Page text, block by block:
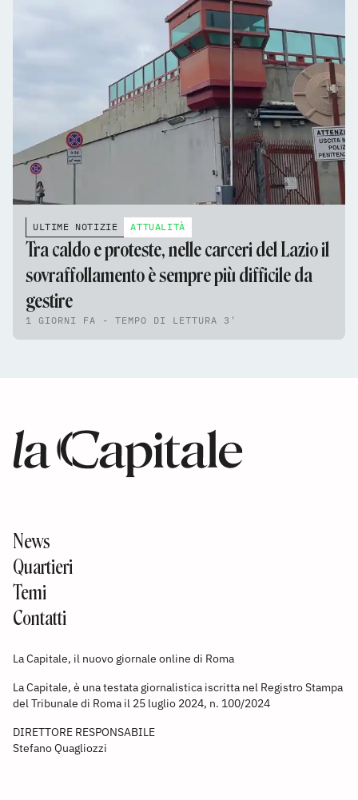
ULTIME NOTIZIE ATTUALITÀ
Tra caldo e proteste, nelle carceri del Lazio il
sovraffollamento è sempre più difficile da
gestire
1 GIORNI FA - TEMPO DI LETTURA 3'
News
Quartieri
Temi
Contatti
La Capitale, il nuovo giornale online di Roma
La Capitale, è una testata giornalistica iscritta nel Registro Stampa
del Tribunale di Roma il 25 luglio 2024, n. 100/2024
DIRETTORE RESPONSABILE
Stefano Quagliozzi